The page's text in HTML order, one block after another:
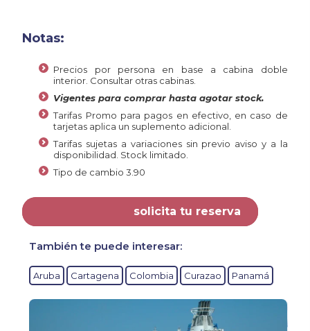
Notas:
Precios por persona en base a cabina doble
interior. Consultar otras cabinas.
Vigentes para comprar hasta agotar stock.
Tarifas Promo para pagos en efectivo, en caso de
tarjetas aplica un suplemento adicional.
Tarifas sujetas a variaciones sin previo aviso y a la
disponibilidad. Stock limitado.
Tipo de cambio 3.90
solicita tu reserva
También te puede interesar:
Aruba Cartagena Colombia Curazao Panamá